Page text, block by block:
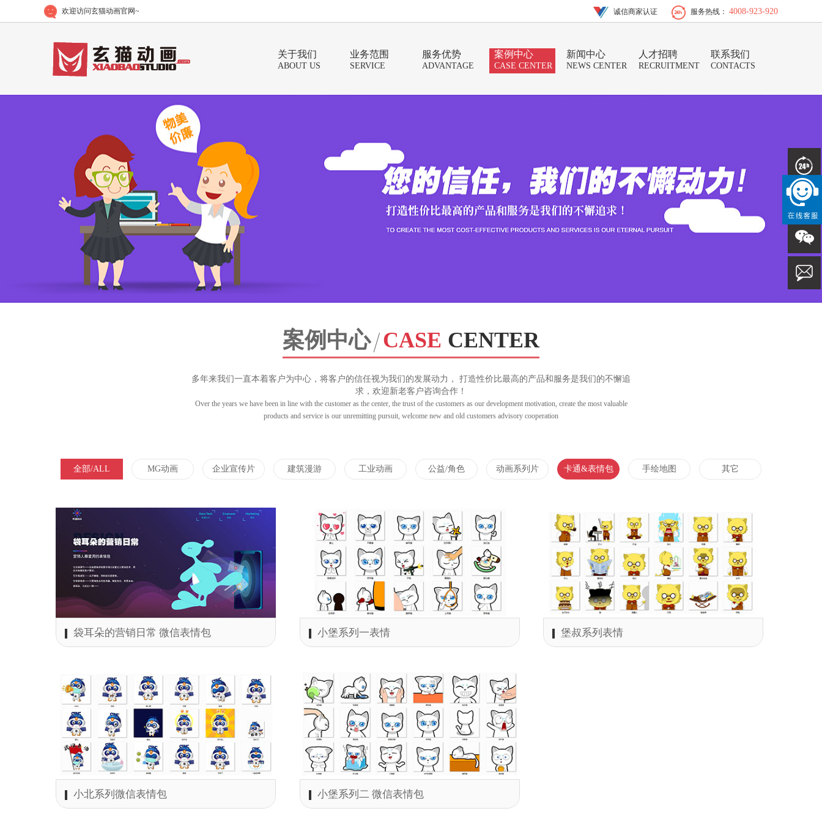
欢迎访问玄猫动画官网~ 诚信商家认证 服务热线： 4008-923-920
关于我们
ABOUT US
业务范围
SERVICE
服务优势
ADVANTAGE
案例中心
CASE CENTER
新闻中心
NEWS CENTER
人才招聘
RECRUITMENT
联系我们
CONTACTS
案例中心 CASE CENTER
多年来我们一直本着客户为中心，将客户的信任视为我们的发展动力， 打造性价比最高的产品和服务是我们的不懈追
求，欢迎新老客户咨询合作！
Over the years we have been in line with the customer as the center, the trust of the customers as our development motivation, create the most valuable
products and service is our unremitting pursuit, welcome new and old customers advisory cooperation
全部/ALL MG动画 企业宣传片 建筑漫游 工业动画 公益/角色 动画系列片 卡通&表情包 手绘地图 其它
袋耳朵的营销日常 微信表情包 小堡系列一表情 堡叔系列表情
小北系列微信表情包 小堡系列二 微信表情包